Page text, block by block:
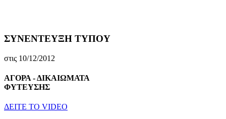
ΣΥΝΕΝΤΕΥΞΗ ΤΥΠΟΥ
στις 10/12/2012
ΑΓΟΡΑ - ΔΙΚΑΙΩΜΑΤΑ
ΦΥΤΕΥΣΗΣ
ΔEITE TO VIDEO